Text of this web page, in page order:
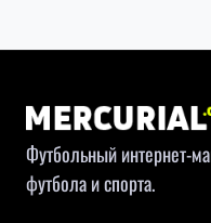
Футбольный интернет-
футбола и спорта.